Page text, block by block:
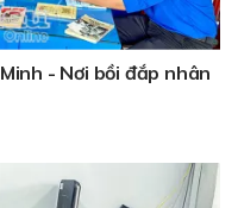
- Nơi bồi đắp nhân